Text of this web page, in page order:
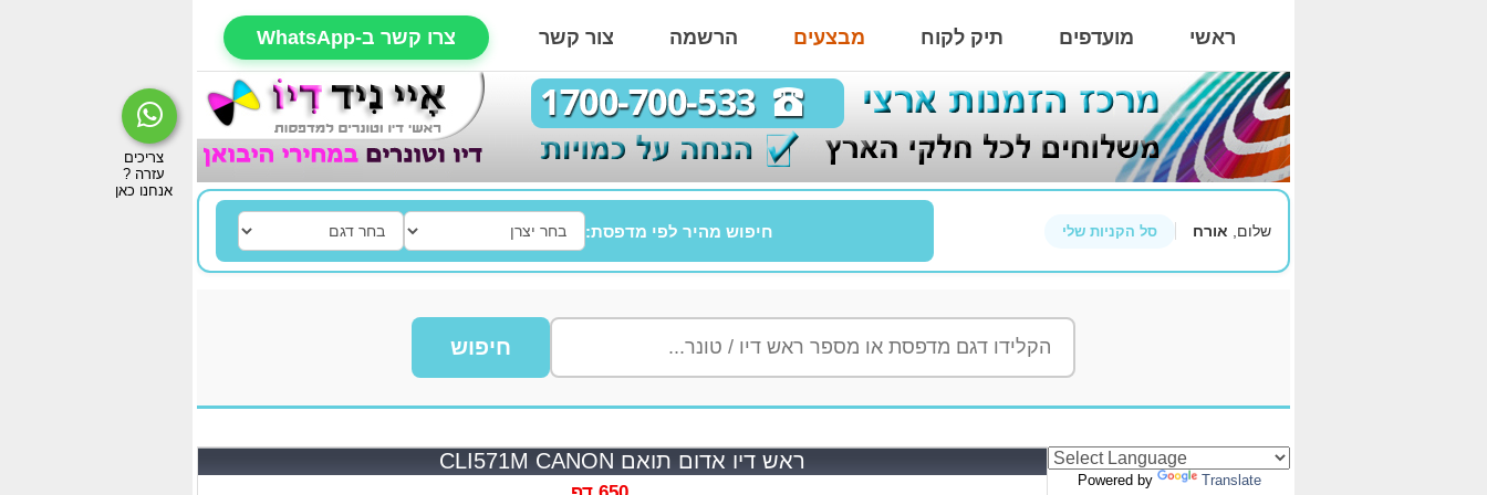
ראשי מועדפים תיק לקוח מבצעים הרשמה צור קשר צרו קשר ב-WhatsApp
שלום, אורח סל הקניות שלי חיפוש מהיר לפי מדפסת:
חיפוש
ראש דיו אדום תואם CLI571M CANON
Powered by Translate